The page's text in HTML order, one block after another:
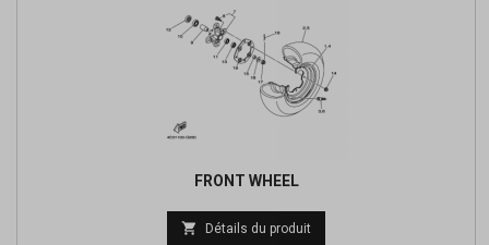
FRONT WHEEL
Prix
 Détails du produit